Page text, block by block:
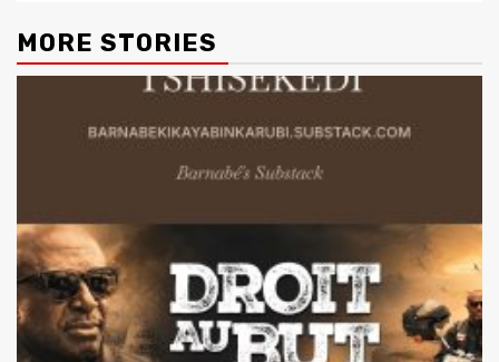
MORE STORIES